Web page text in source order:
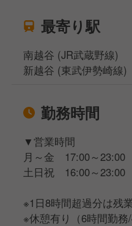
最寄り駅
南越谷 (JR武蔵野線)
新越谷 (東武伊勢崎線)
勤務時間
▼営業時間
月～金 17:00～23:00
土日祝 16:00～23:00
※1日8時間超過分は残
※休憩有り（6時間勤